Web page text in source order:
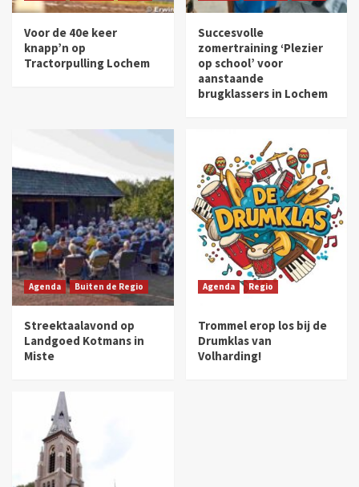
Voor de 40e keer
knapp’n op
Tractorpulling Lochem
Succesvolle
zomertraining ‘Plezier
op school’ voor
aanstaande
brugklassers in Lochem
Agenda Buiten de Regio
Streektaalavond op
Landgoed Kotmans in
Miste
Agenda Regio
Trommel erop los bij de
Drumklas van
Volharding!